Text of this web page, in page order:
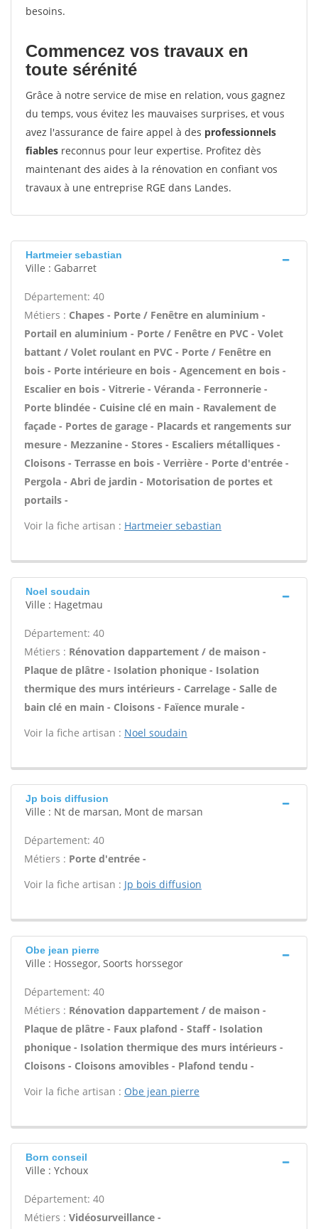
besoins.
Commencez vos travaux en
toute sérénité
Grâce à notre service de mise en relation, vous gagnez
du temps, vous évitez les mauvaises surprises, et vous
avez l'assurance de faire appel à des professionnels
fiables reconnus pour leur expertise. Profitez dès
maintenant des aides à la rénovation en confiant vos
travaux à une entreprise RGE dans Landes.
Hartmeier sebastian
Ville : Gabarret
Département: 40
Métiers : Chapes - Porte / Fenêtre en aluminium -
Portail en aluminium - Porte / Fenêtre en PVC - Volet
battant / Volet roulant en PVC - Porte / Fenêtre en
bois - Porte intérieure en bois - Agencement en bois -
Escalier en bois - Vitrerie - Véranda - Ferronnerie -
Porte blindée - Cuisine clé en main - Ravalement de
façade - Portes de garage - Placards et rangements sur
mesure - Mezzanine - Stores - Escaliers métalliques -
Cloisons - Terrasse en bois - Verrière - Porte d'entrée -
Pergola - Abri de jardin - Motorisation de portes et
portails -
Voir la fiche artisan : Hartmeier sebastian
Noel soudain
Ville : Hagetmau
Département: 40
Métiers : Rénovation dappartement / de maison -
Plaque de plâtre - Isolation phonique - Isolation
thermique des murs intérieurs - Carrelage - Salle de
bain clé en main - Cloisons - Faïence murale -
Voir la fiche artisan : Noel soudain
Jp bois diffusion
Ville : Nt de marsan, Mont de marsan
Département: 40
Métiers : Porte d'entrée -
Voir la fiche artisan : Jp bois diffusion
Obe jean pierre
Ville : Hossegor, Soorts horssegor
Département: 40
Métiers : Rénovation dappartement / de maison -
Plaque de plâtre - Faux plafond - Staff - Isolation
phonique - Isolation thermique des murs intérieurs -
Cloisons - Cloisons amovibles - Plafond tendu -
Voir la fiche artisan : Obe jean pierre
Born conseil
Ville : Ychoux
Département: 40
Métiers : Vidéosurveillance -